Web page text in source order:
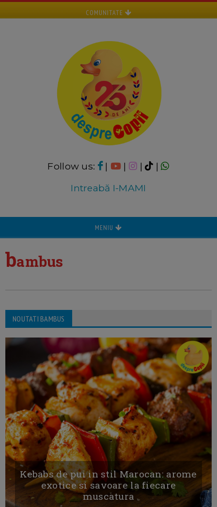
COMUNITATE
Follow us: | | |
|
Intreabă I-MAMI
MENIU
bambus
NOUTATI BAMBUS
Kebabs de pui in stil Marocan: arome
exotice si savoare la fiecare
muscatura